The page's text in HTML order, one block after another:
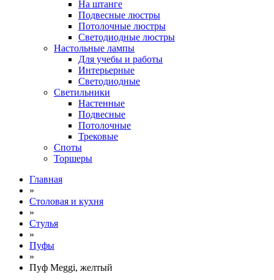
На штанге
Подвесные люстры
Потолочные люстры
Светодиодные люстры
Настольные лампы
Для учебы и работы
Интерьерные
Светодиодные
Светильники
Настенные
Подвесные
Потолочные
Трековые
Споты
Торшеры
Главная
»
Столовая и кухня
»
Стулья
»
Пуфы
»
Пуф Meggi, желтый